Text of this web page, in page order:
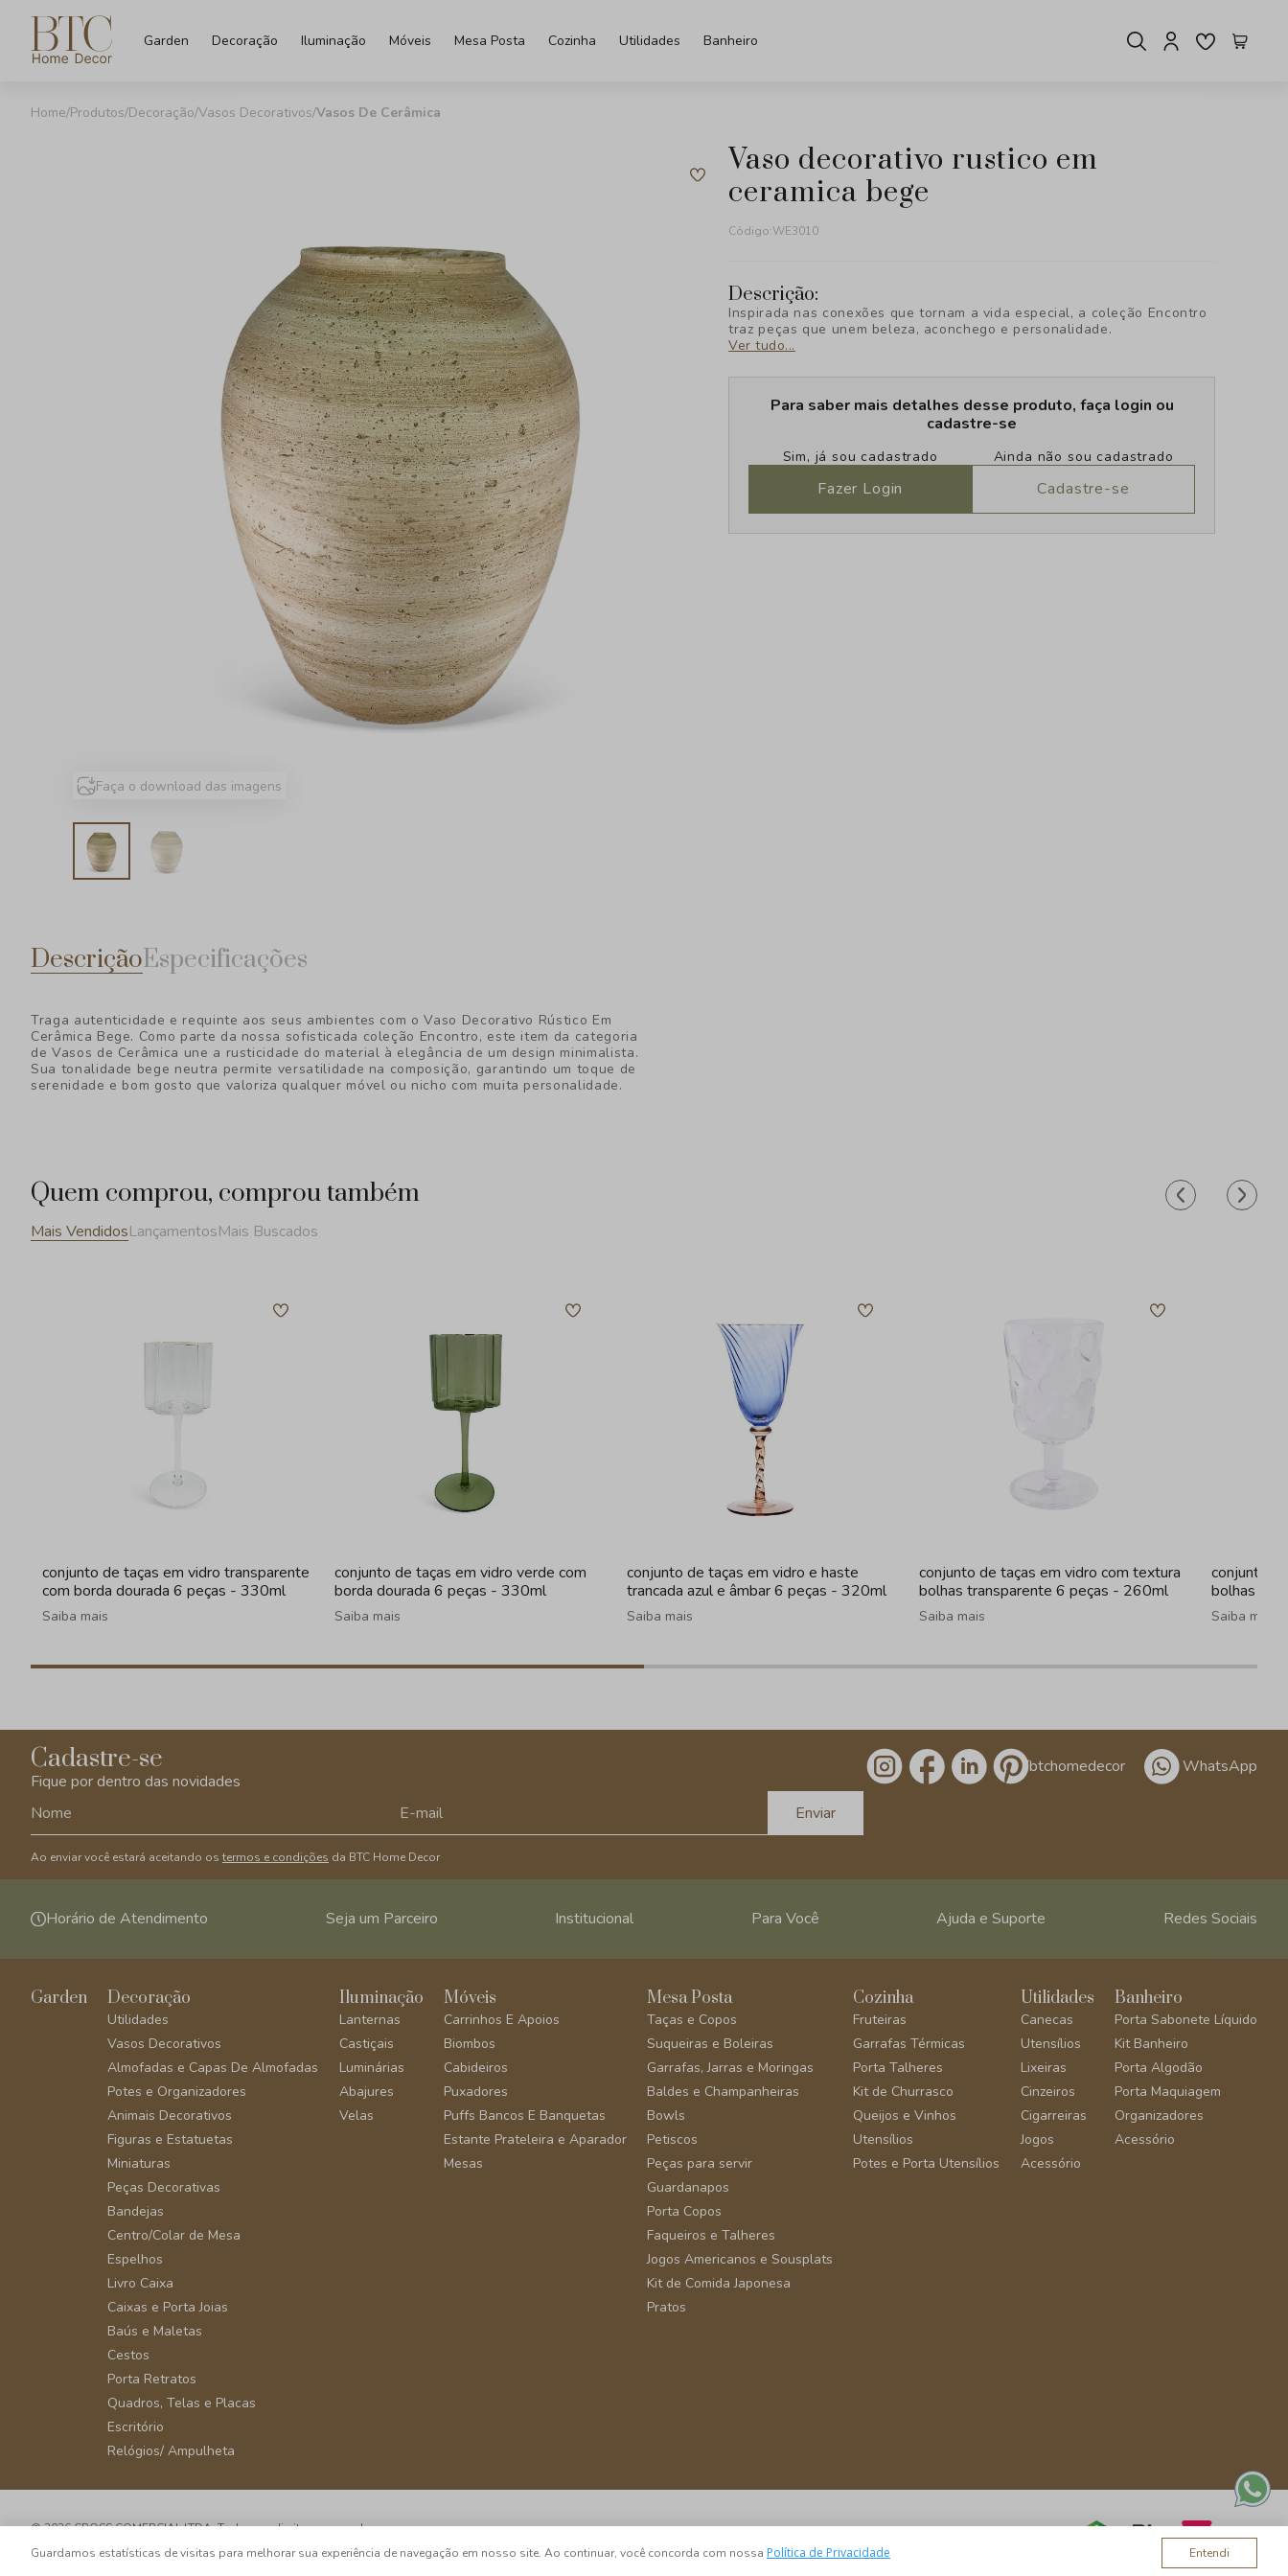
Garden Decoração Iluminação Móveis Mesa Posta Cozinha Utilidades Banheiro
Produtos Decoração Vasos Decorativos Vasos De Cerâmica
Faça o download das imagens
vaso decorativo rustico em
ceramica bege
Código:WE3010
Descrição:
Inspirada nas conexões que tornam a vida especial, a coleção Encontro
traz peças que unem beleza, aconchego e personalidade.
Ver tudo...
Para saber mais detalhes desse produto, faça login ou
cadastre-se
Sim, já sou cadastrado
Fazer Login
Ainda não sou cadastrado
Cadastre-se
DescriçãoEspecificações
Traga autenticidade e requinte aos seus ambientes com o Vaso Decorativo Rústico Em
Cerâmica Bege. Como parte da nossa sofisticada coleção Encontro, este item da categoria
de Vasos de Cerâmica une a rusticidade do material à elegância de um design minimalista.
Sua tonalidade bege neutra permite versatilidade na composição, garantindo um toque de
serenidade e bom gosto que valoriza qualquer móvel ou nicho com muita personalidade.
Quem comprou, comprou também
Mais VendidosLançamentosMais Buscados
conjunto de taças em vidro transparente
com borda dourada 6 peças - 330ml
Saiba mais
conjunto de taças em vidro verde com
borda dourada 6 peças - 330ml
Saiba mais
conjunto de taças em vidro e haste
trancada azul e âmbar 6 peças - 320ml
Saiba mais
conjunto de taças em vidro com textura
bolhas transparente 6 peças - 260ml
Saiba mais
conjunto
bolhas
Saiba mais
Cadastre-se
Fique por dentro das novidades
Enviar
Ao enviar você estará aceitando os termos e condições da BTC Home Decor
/btchomedecor WhatsApp
Horário de Atendimento Seja um Parceiro Institucional Para Você Ajuda e Suporte Redes Sociais
Garden Decoração
Utilidades
Vasos Decorativos
Almofadas e Capas De Almofadas
Potes e Organizadores
Animais Decorativos
Figuras e Estatuetas
Miniaturas
Peças Decorativas
Bandejas
Centro/Colar de Mesa
Espelhos
Livro Caixa
Caixas e Porta Joias
Baús e Maletas
Cestos
Porta Retratos
Quadros, Telas e Placas
Escritório
Relógios/ Ampulheta
Iluminação
Lanternas
Castiçais
Luminárias
Abajures
Velas
Móveis
Carrinhos E Apoios
Biombos
Cabideiros
Puxadores
Puffs Bancos E Banquetas
Estante Prateleira e Aparador
Mesas
Mesa Posta
Taças e Copos
Suqueiras e Boleiras
Garrafas, Jarras e Moringas
Baldes e Champanheiras
Bowls
Petiscos
Peças para servir
Guardanapos
Porta Copos
Faqueiros e Talheres
Jogos Americanos e Sousplats
Kit de Comida Japonesa
Pratos
Cozinha
Fruteiras
Garrafas Térmicas
Porta Talheres
Kit de Churrasco
Queijos e Vinhos
Utensílios
Potes e Porta Utensílios
Utilidades
Canecas
Utensílios
Lixeiras
Cinzeiros
Cigarreiras
Jogos
Acessório
Banheiro
Porta Sabonete Líquido
Kit Banheiro
Porta Algodão
Porta Maquiagem
Organizadores
Acessório
© 2026 CROSS COMERCIAL LTDA. Todos os direitos reservados.
Guardamos estatísticas de visitas para melhorar sua experiência de navegação em nosso site. Ao continuar, você concorda com nossa Política de Privacidade Entendi